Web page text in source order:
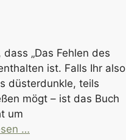
„Das Fehlen des
ist. Falls Ihr also
düsterdunkle, teils
mögt – ist das Buch
um
…